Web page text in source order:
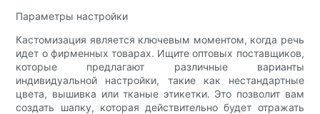
Параметры настройки
Кастомизация является ключевым моментом, когда речь
идет о фирменных товарах. Ищите оптовых поставщиков,
которые предлагают различные варианты
индивидуальной настройки, такие как нестандартные
цвета, вышивка или тканые этикетки. Это позволит вам
создать шапку, которая действительно будет отражать